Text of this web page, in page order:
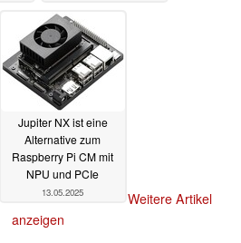
Jupiter NX ist eine
Alternative zum
Raspberry Pi CM mit
NPU und PCIe
13.05.2025
Weitere Artikel
anzeigen